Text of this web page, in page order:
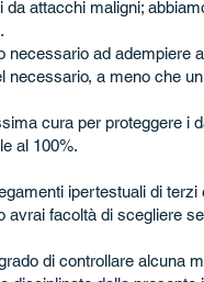
da attacchi maligni;
ad adempiere
necessario, a meno che
cura per proteggere i
al 100%.
ipertestuali di
facoltà di scegliere
di controllare alcuna